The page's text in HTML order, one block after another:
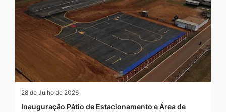
28 de Julho de 2026
Inauguração Pátio de Estacionamento e Área de